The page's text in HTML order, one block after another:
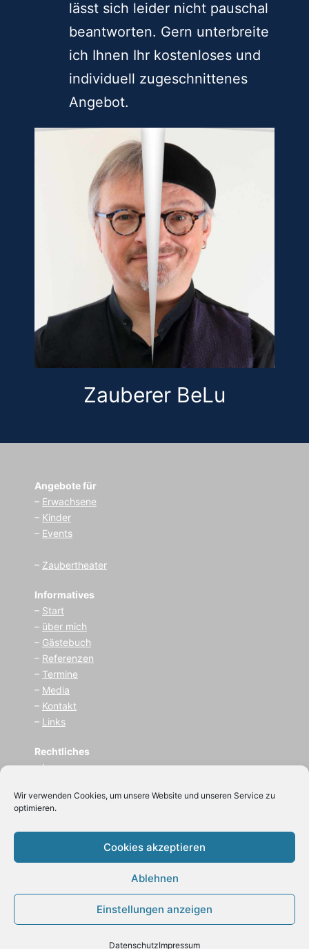
Wir verwenden Cookies, um unsere Website und unseren Service zu
optimieren.
Cookies akzeptieren
Ablehnen
Einstellungen anzeigen
DatenschutzImpressum
lässt sich leider nicht pauschal
beantworten. Gern unterbreite
ich Ihnen Ihr kostenloses und
individuell zugeschnittenes
Angebot.
Zauberer BeLu
Angebote für
– Erwachsene
– Kinder
– Events
– Zaubertheater
Informatives
– Start
– über mich
– Gästebuch
– Referenzen
– Termine
– Media
– Kontakt
– Links
Rechtliches
–Impressum
(C) 2021
Zauberer BeLu
(Bernhard Luksch)